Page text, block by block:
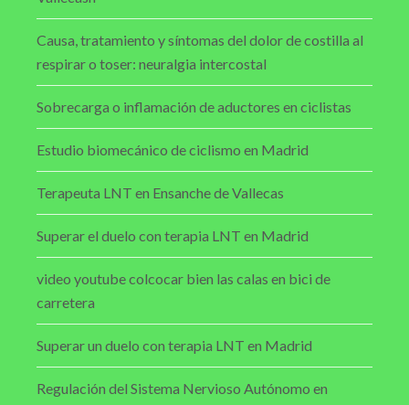
Causa, tratamiento y síntomas del dolor de costilla al
respirar o toser: neuralgia intercostal
Sobrecarga o inflamación de aductores en ciclistas
Estudio biomecánico de ciclismo en Madrid
Terapeuta LNT en Ensanche de Vallecas
Superar el duelo con terapia LNT en Madrid
video youtube colcocar bien las calas en bici de
carretera
Superar un duelo con terapia LNT en Madrid
Regulación del Sistema Nervioso Autónomo en